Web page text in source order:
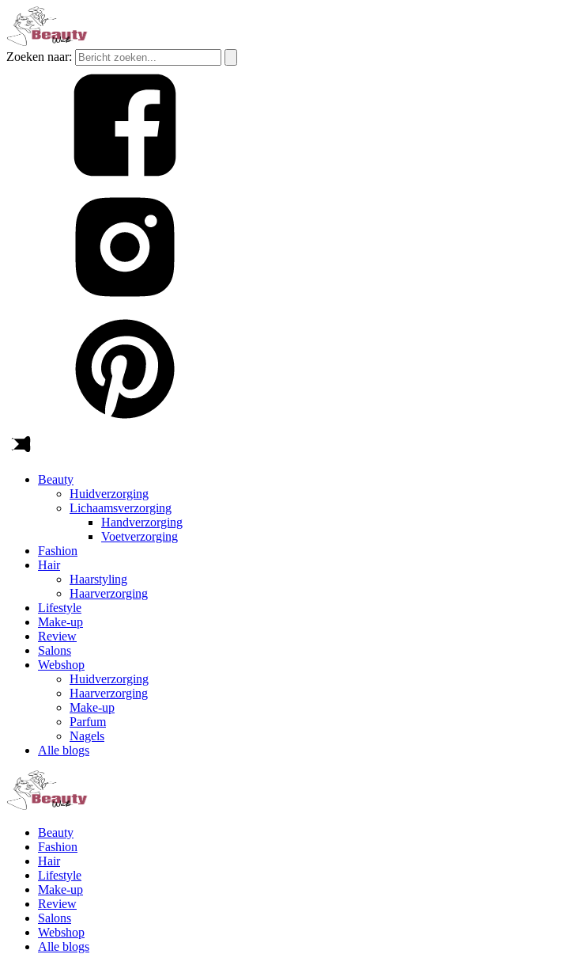
Zoeken naar:
Beauty
Huidverzorging
Lichaamsverzorging
Handverzorging
Voetverzorging
Fashion
Hair
Haarstyling
Haarverzorging
Lifestyle
Make-up
Review
Salons
Webshop
Huidverzorging
Haarverzorging
Make-up
Parfum
Nagels
Alle blogs
Beauty
Fashion
Hair
Lifestyle
Make-up
Review
Salons
Webshop
Alle blogs